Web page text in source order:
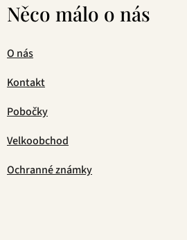
Něco málo o nás
O nás
Kontakt
Pobočky
Velkoobchod
Ochranné známky